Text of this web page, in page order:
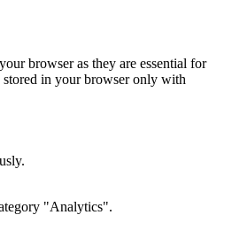
browser as they are essential for
stored in your browser only with
"Analytics".